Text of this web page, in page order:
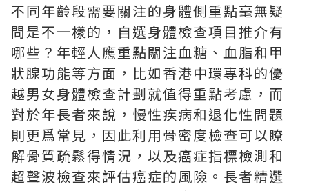
不同年齡段需要關注的身體側重點毫無疑
問是不一樣的，自選身體檢查項目推介有
哪些？年輕人應重點關注血糖、血脂和甲
狀腺功能等方面，比如香港中環專科的優
越男女身體檢查計劃就值得重點考慮，而
對於年長者來說，慢性疾病和退化性問題
則更爲常見，因此利用骨密度檢查可以瞭
解骨質疏鬆得情況，以及癌症指標檢測和
超聲波檢查來評估癌症的風險。長者精選